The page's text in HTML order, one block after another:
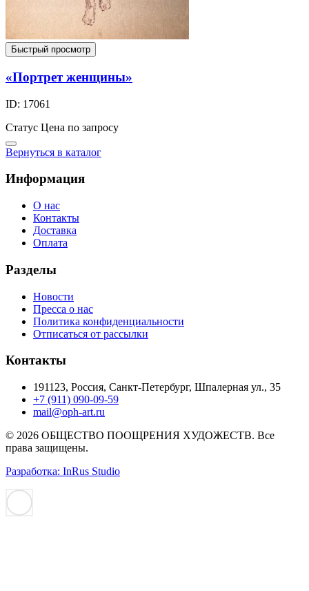
Быстрый просмотр
«Портрет женщины»
ID: 17061
Статус Цена по запросу
Вернуться в каталог
Информация
О нас
Контакты
Доставка
Оплата
Разделы
Новости
Пресса о нас
Политика конфиденциальности
Отписаться от рассылки
Контакты
191123, Россия, Санкт-Петербург, Шпалерная ул., 35
+7 (911) 090-09-59
mail@oph-art.ru
© 2026 ОБЩЕСТВО ПООЩРЕНИЯ ХУДОЖЕСТВ. Все
права защищены.
Разработка: InRus Studio